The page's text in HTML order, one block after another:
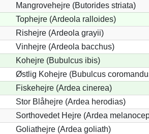
Mangrovehejre (Butorides striata)
Tophejre (Ardeola ralloides)
Rishejre (Ardeola grayii)
Vinhejre (Ardeola bacchus)
Kohejre (Bubulcus ibis)
Østlig Kohejre (Bubulcus
Fiskehejre (Ardea cinerea)
Stor Blåhejre (Ardea herodias)
Sorthovedet Hejre (Ardea
Goliathejre (Ardea goliath)